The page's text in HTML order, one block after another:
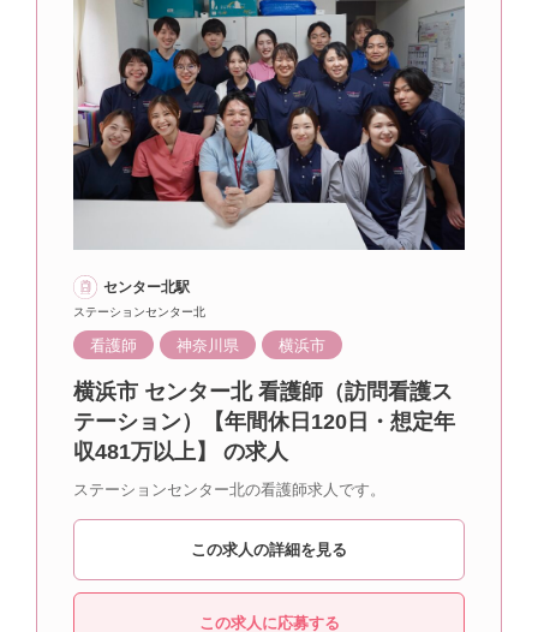
センター北駅
ステーションセンター北
看護師 神奈川県 横浜市
横浜市 センター北 看護師（訪問看護ス
テーション）【年間休日120日・想定年
収481万以上】 の求人
ステーションセンター北の看護師求人です。
この求人の詳細を見る
この求人に応募する